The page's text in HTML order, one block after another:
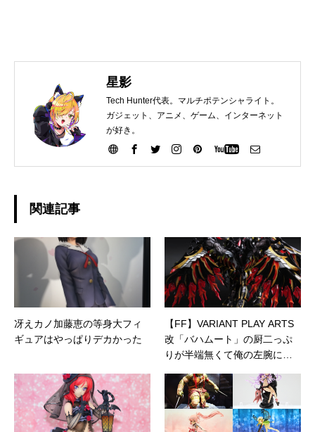
星影
Tech Hunter代表。マルチポテンシャライト。
ガジェット、アニメ、ゲーム、インターネット
が好き。
関連記事
冴えカノ加藤恵の等身大フィ
ギュアはやっぱりデカかった
【FF】VARIANT PLAY ARTS
改「バハムート」の厨二っぷ
りが半端無くて俺の左腕に眠